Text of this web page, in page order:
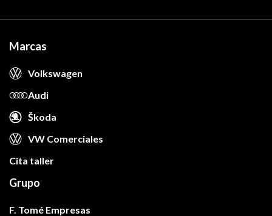
Marcas
Volkswagen
Audi
Škoda
VW Comerciales
Cita taller
Grupo
F. Tomé Empresas